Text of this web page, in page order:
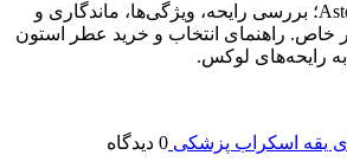
معرفی عطر استون Aston؛ بررسی رایحه، ویژگی‌ها، ماندگاری و
خاص. راهنمای انتخاب و خرید عطر استون
رایحه‌های لوکس.
0 دیدگاه